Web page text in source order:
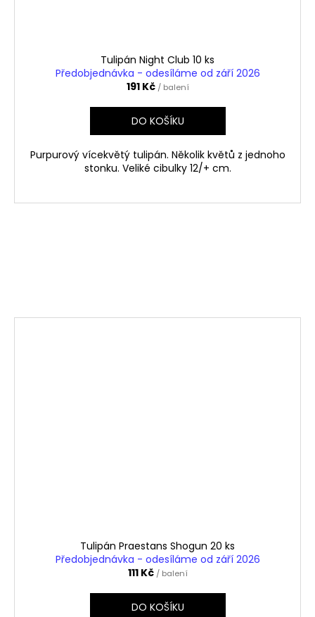
Tulipán Night Club 10 ks
Předobjednávka - odesíláme od září 2026
191 Kč / balení
DO KOŠÍKU
Purpurový vícekvětý tulipán. Několik květů z jednoho
stonku. Veliké cibulky 12/+ cm.
Tulipán Praestans Shogun 20 ks
Předobjednávka - odesíláme od září 2026
111 Kč / balení
DO KOŠÍKU